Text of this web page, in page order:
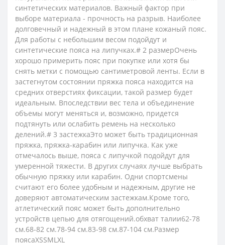
синтетических материалов. Важный фактор при
выборе материала - прочность на разрыв. Наиболее
долговечный и надежный в этом плане кожаный пояс.
Для работы с небольшим весом подойдут и
синтетические пояса на липучках.# 2 размерОчень
хорошо примерить пояс при покупке или хотя бы
снять метки с помощью сантиметровой ленты. Если в
застегнутом состоянии пряжка пояса находится на
средних отверстиях фиксации, такой размер будет
идеальным. Впоследствии вес тела и объединение
объемы могут меняться и, возможно, придется
подтянуть или ослабить ремень на несколько
делений.# 3 застежкаЭто может быть традиционная
пряжка, пряжка-карабин или липучка. Как уже
отмечалось выше, пояса с липучкой подойдут для
умеренной тяжести. В других случаях лучше выбрать
обычную пряжку или карабин. Одни спортсмены
считают его более удобным и надежным, другие не
доверяют автоматическим застежкам.Кроме того,
атлетический пояс может быть дополнительно
устройств цепью для отягощений.обхват талии62-78
см.68-82 см.78-94 см.83-98 см.87-104 см.Размер
поясаXSSMLXL